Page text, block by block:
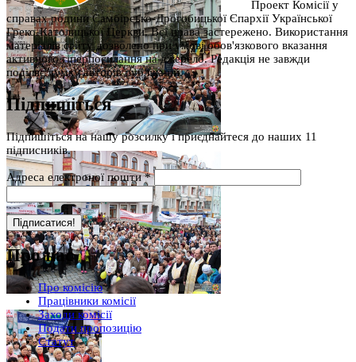
Проект Комісії у
справах родини Самбірсько-Дрогобицької Єпархії Української
Греко-Католицької Церкви. Всі права застережено. Використання
матеріалів сайту дозволено при умові обов'язкового вказання
активного гіперпосилання на джерело. Редакція не завжди
поділяє думку авторів публікацій.
Підпишіться
Підпишіться на нашу розсилку і приєднайтеся до наших 11
підписників.
Адреса електроної пошти*
Про нас
Про комісію
Працівники комісії
Заходи комісії
Подати пропозицію
Статут